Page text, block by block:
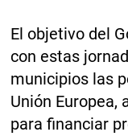
El objetivo del
con estas
municipios las
Unión Europea,
para financiar